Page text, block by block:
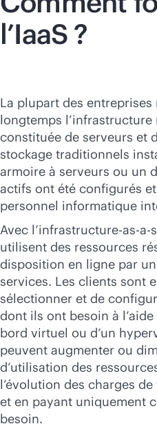
l’IaaS ?
La plupart des
longtemps l’infrastructure
constituée de serveurs et
stockage traditionnels
armoire à serveurs ou un
actifs ont été configurés
personnel informatique
Avec l’infrastructure-as-a-
utilisent des ressources
disposition en ligne par
services. Les clients sont
sélectionner et de
dont ils ont besoin à l’aide
bord virtuel ou d’un
peuvent augmenter ou
d’utilisation des
l’évolution des charges
et en payant uniquement
besoin.